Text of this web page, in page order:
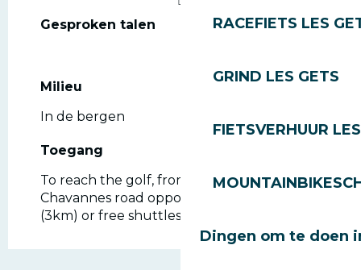
RACEFIETS LES
GRIND LES GETS
FIETSVERHUUR
Dingen om te doen
Gesproken talen
Gesproken talen
Milieu
Milieu
In de bergen
Toegang
Toegang
To reach the golf, from the village, take the
Chavannes road opposite the Post Office
(3km) or free shuttles.